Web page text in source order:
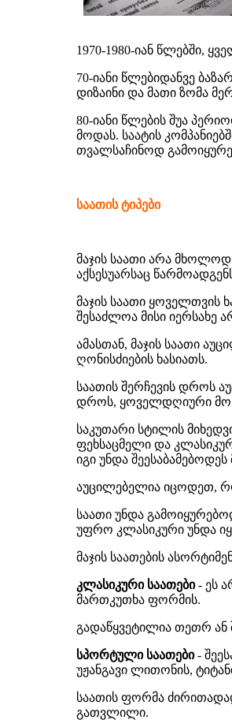
1970-1980-იან წლებში,
70-იანი წლებიდანვე
დიზაინი და მათი ზომა
80-იანი წლების შუა
მოდას. საატის
თვალსაჩინოდ
საათის ტიპები
მაჯის საათი არა
აქსესუარსაც
მაჯის საათი ყოველთვის
შესაძლოა მისი იერსახე
ამასთან, მაჯის საათი
ღონისძიების ხასიათს.
საათის შერჩევის დროს
დროს, ყოველდღიური
საკუთარი სტილის
ფეხსაცმელი და
იგი უნდა
აუცილებელია იცოდეთ,
საათი უნდა
უფრო კლასიკური უნდა
მაჯის საათების
კლასიკური საათები- ეს
მართკუთხა ფორმის.
გადაწყვეტილია თეთრ ან
სპორტული საათები-
უჟანგავი ლითონის,
საათის ფორმა
გათვლილი.